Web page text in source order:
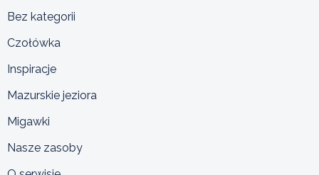
Bez kategorii
Czołówka
Inspiracje
Mazurskie jeziora
Migawki
Nasze zasoby